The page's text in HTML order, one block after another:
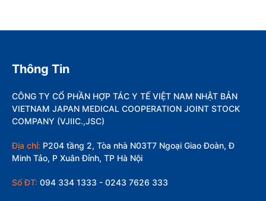
Thông Tin
CÔNG TY CỔ PHẦN HỢP TÁC Y TẾ VIỆT NAM NHẬT BẢN
VIETNAM JAPAN MEDICAL COOPERATION JOINT STOCK
COMPANY (VJIIC.,JSC)
Địa chỉ: P204 tầng 2, Tòa nhà N03T7 Ngoại Giao Đoàn, Đ
Minh Tảo, P Xuân Đỉnh, TP Hà Nội
Số ĐT: 094 334 1333 - 0243 7626 333